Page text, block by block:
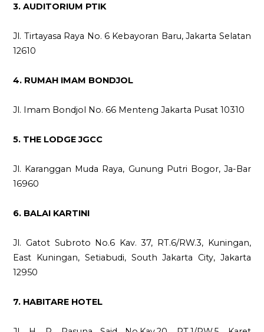
3. AUDITORIUM PTIK
Jl. Tirtayasa Raya No. 6 Kebayoran Baru, Jakarta Selatan
12610
4. RUMAH IMAM BONDJOL
Jl. Imam Bondjol No. 66 Menteng Jakarta Pusat 10310
5. THE LODGE JGCC
Jl. Karanggan Muda Raya, Gunung Putri Bogor, Ja-Bar
16960
6. BALAI KARTINI
Jl. Gatot Subroto No.6 Kav. 37, RT.6/RW.3, Kuningan,
East Kuningan, Setiabudi, South Jakarta City, Jakarta
12950
7. HABITARE HOTEL